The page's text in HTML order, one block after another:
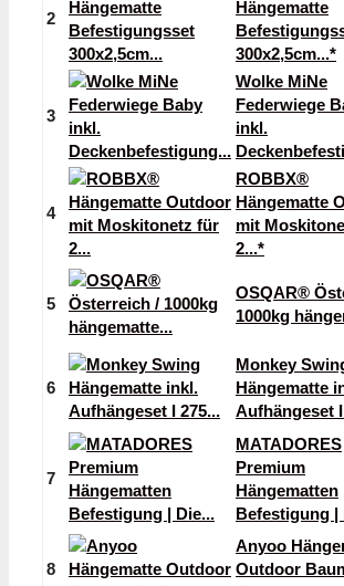
2
Hängematte
300x2,5cm...*
3
Wolke MiNe
Federwiege
inkl.
4
ROBBX®
Hängematte
mit
2...*
5
OSQAR®
1000kg
6
Monkey
Hängematte
Aufhängeset
7
MATADORES
Premium
Hängematten
Befestigung |
8
Anyoo
Outdoor